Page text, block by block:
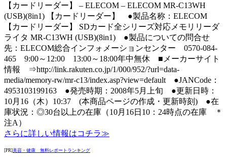
【カードリーダー】 – ELECOM – ELECOM MR-C13WH
(USB)(8in1) 【カードリーダー】 ●製品名称：ELECOM
【カードリーダー】 SDカード全シリーズ対応メモリリーダ
ライタ MR-C13WH (USB)(8in1) ●製品についての問合せ
先：ELECOM総合インフォメーションセンター 0570-084-
465 9:00～12:00 13:00～18:00年中無休 ■メーカーサイト
情報 ⇒http://link.rakuten.co.jp/1/000/952/?url=data-
media/memory-rw/mr-c13/index.asp?view=default ●JANCode：
4953103199163 ●発売時期：2008年5月上旬 ●更新日時：
10月16（木）10:37 (本商品ページの作成・更新時刻) ●在
庫状況：◎30台以上の在庫（10月16日10：24時点の在庫 ＊
注A）
さらに詳しい情報はコチラ≫
[PR]美容・健康 無料レポートランキング